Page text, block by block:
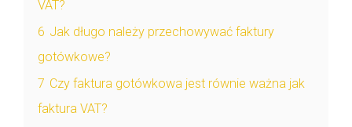
VAT?
6 Jak długo należy przechowywać faktury
gotówkowe?
7 Czy faktura gotówkowa jest równie ważna jak
faktura VAT?